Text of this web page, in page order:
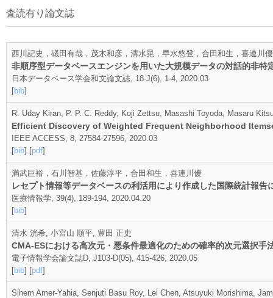
査読有り論文誌
西川記史，礒田有哉，茂木和彦，清水晃，早水悠登，合田和生，喜連川優
非順序型データベースエンジンを用いた大規模データの対話的非特
日本データベース学会和文論文誌, 18-J(6), 1-4, 2020.03
[bib]
R. Uday Kiran, P. P. C. Reddy, Koji Zettsu, Masashi Toyoda, Masaru
Efficient Discovery of Weighted Frequent Neighborhood
IEEE ACCESS, 8, 27584-27596, 2020.03
[bib] [pdf]
満武巨裕，石川智基，佐藤淳平，合田和生，喜連川優
レセプト情報等データベースの利活用により作成した国際統計報告
医療情報学, 39(4), 189-194, 2020.04.20
[bib]
清水 洸希, 小宮山 順平, 豊田 正史
CMA-ESにおける高次元・悪条件最適化のための確率的次元選択手
電子情報学会論文誌D, J103-D(05), 415-426, 2020.05
[bib] [pdf]
Sihem Amer-Yahia, Senjuti Basu Roy, Lei Chen, Atsuyuki Morishima,